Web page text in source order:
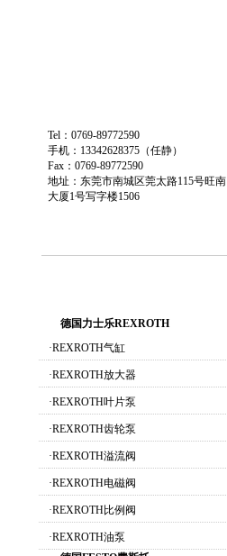
Tel：0769-89772590
手机：13342628375（任静）
Fax：0769-89772590
地址：东莞市南城区莞太路115号旺南
大厦1号写字楼1506
德国力士乐REXROTH
·REXROTH气缸
·REXROTH放大器
·REXROTH叶片泵
·REXROTH齿轮泵
·REXROTH溢流阀
·REXROTH电磁阀
·REXROTH比例阀
·REXROTH油泵